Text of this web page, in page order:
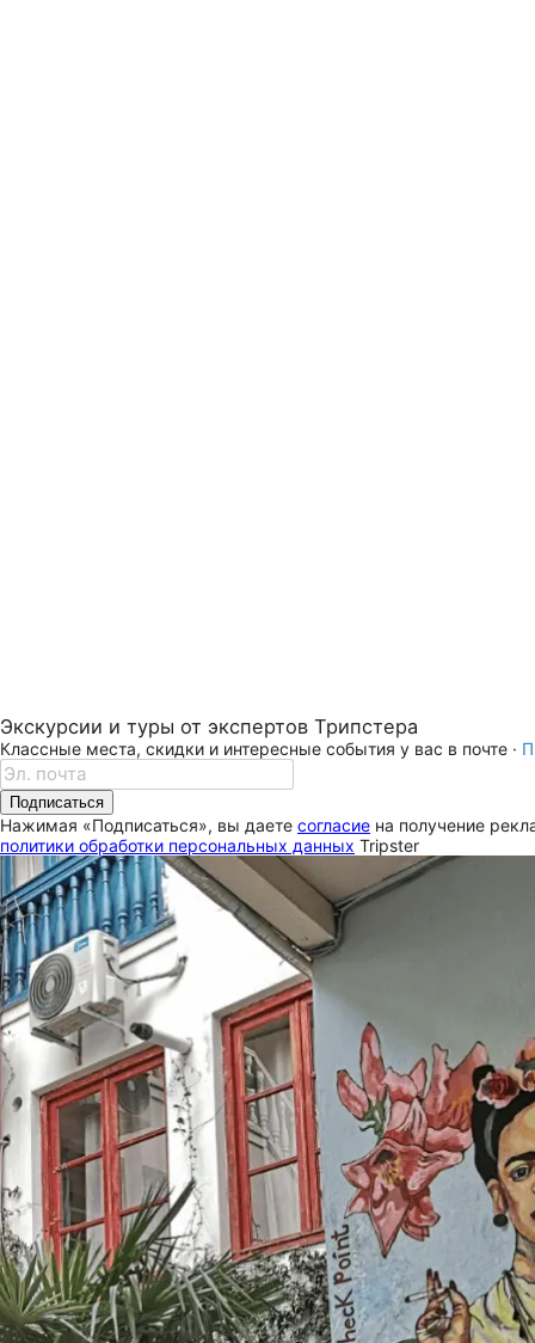
Экскурсии и туры от экспертов Трипстера
Классные места, скидки и интересные события у вас в почте ·
Подписаться
Нажимая «Подписаться», вы даете согласие на получение
политики обработки персональных данных Tripster